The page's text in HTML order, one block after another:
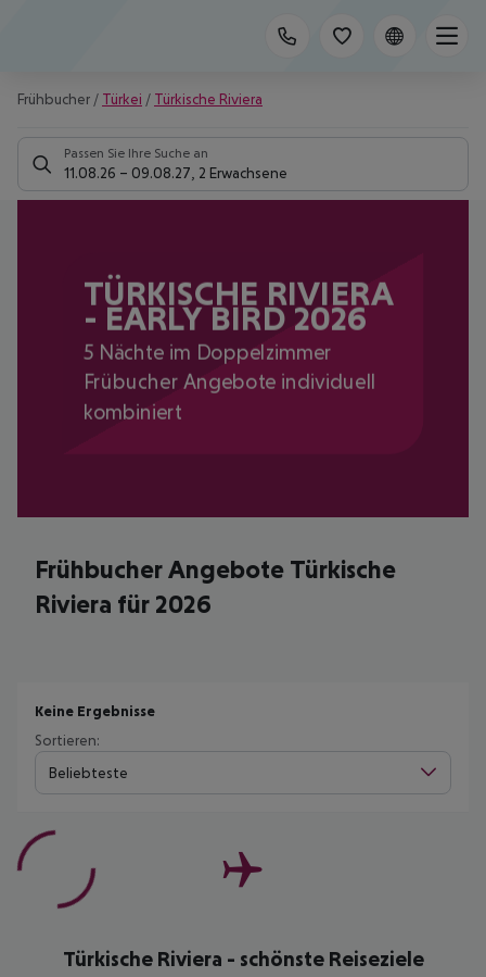
Frühbucher / Türkei / Türkische Riviera
Passen Sie Ihre Suche an
11.08.26 – 09.08.27 2 Erwachsene
TÜRKISCHE RIVIERA
- EARLY BIRD 2026
5 Nächte im Doppelzimmer
Frübucher Angebote individuell
kombiniert
Frühbucher Angebote Türkische
Riviera für 2026
Keine Ergebnisse
Sortieren:
Beliebteste
Türkische Riviera - schönste Reiseziele